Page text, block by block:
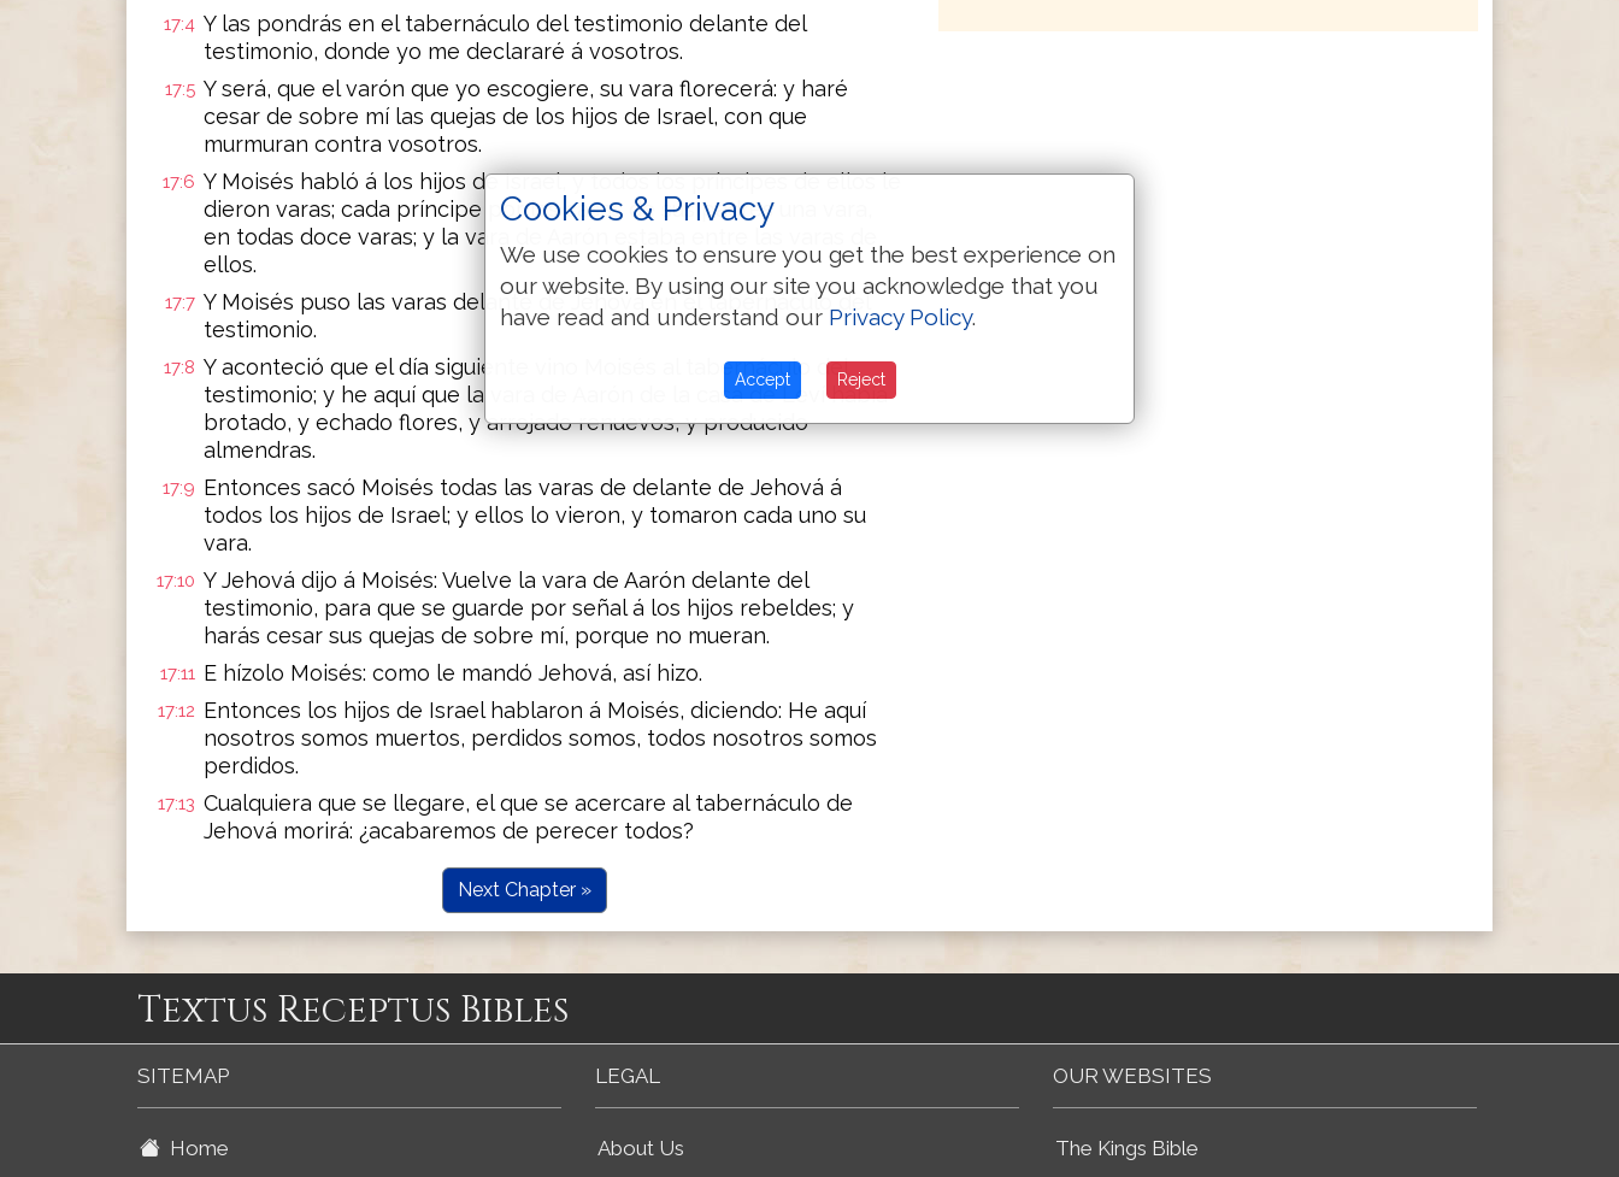
17:4 Y las pondrás en el tabernáculo del testimonio delante del
testimonio, donde yo me declararé á vosotros.
17:5 Y será, que el varón que yo escogiere, su vara florecerá: y haré
cesar de sobre mí las quejas de los hijos de Israel, con que
murmuran contra vosotros.
17:6 Y Moisés habló á los hijos de Israel, y todos los príncipes de ellos le
dieron varas; cada príncipe por las casas de sus padres una vara,
en todas doce varas; y la vara de Aarón estaba entre las varas de
ellos.
17:7 Y Moisés puso las varas delante de Jehová en el tabernáculo del
testimonio.
17:8 Y aconteció que el día siguiente vino Moisés al tabernáculo del
testimonio; y he aquí que la vara de Aarón de la casa de Leví había
brotado, y echado flores, y arrojado renuevos, y producido
almendras.
17:9 Entonces sacó Moisés todas las varas de delante de Jehová á
todos los hijos de Israel; y ellos lo vieron, y tomaron cada uno su
vara.
17:10 Y Jehová dijo á Moisés: Vuelve la vara de Aarón delante del
testimonio, para que se guarde por señal á los hijos rebeldes; y
harás cesar sus quejas de sobre mí, porque no mueran.
17:11 E hízolo Moisés: como le mandó Jehová, así hizo.
17:12 Entonces los hijos de Israel hablaron á Moisés, diciendo: He aquí
nosotros somos muertos, perdidos somos, todos nosotros somos
perdidos.
17:13 Cualquiera que se llegare, el que se acercare al tabernáculo de
Jehová morirá: ¿acabaremos de perecer todos?
Next Chapter »
Textus Receptus Bibles
SITEMAP
Home
LEGAL
About Us
OUR WEBSITES
The Kings Bible
Cookies & Privacy
We use cookies to ensure you get the best experience on
our website. By using our site you acknowledge that you
have read and understand our Privacy Policy.
Accept Reject